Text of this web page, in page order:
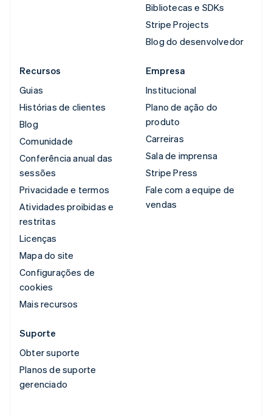
Bibliotecas e SDKs
Stripe Projects
Blog do desenvolvedor
Recursos
Guias
Histórias de clientes
Blog
Comunidade
Conferência anual das
sessões
Privacidade e termos
Atividades proibidas e
restritas
Licenças
Mapa do site
Configurações de
cookies
Mais recursos
Empresa
Institucional
Plano de ação do
produto
Carreiras
Sala de imprensa
Stripe Press
Fale com a equipe de
vendas
Suporte
Obter suporte
Planos de suporte
gerenciado